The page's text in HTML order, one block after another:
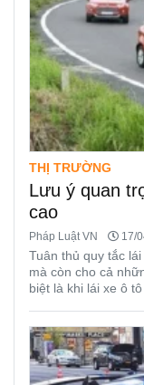
THỊ TRƯỜNG
Lưu ý quan
cao
Pháp Luật VN 17/
Tuân thủ quy tắc
mà còn cho cả
biệt là khi lái xe ô